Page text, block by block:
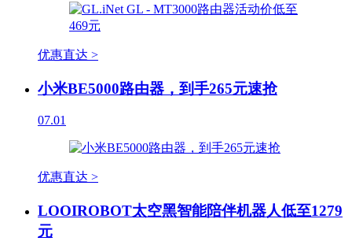
优惠直达 >
小米BE5000路由器，到手265元速抢
07.01
优惠直达 >
LOOIROBOT太空黑智能陪伴机器人低至1279
元